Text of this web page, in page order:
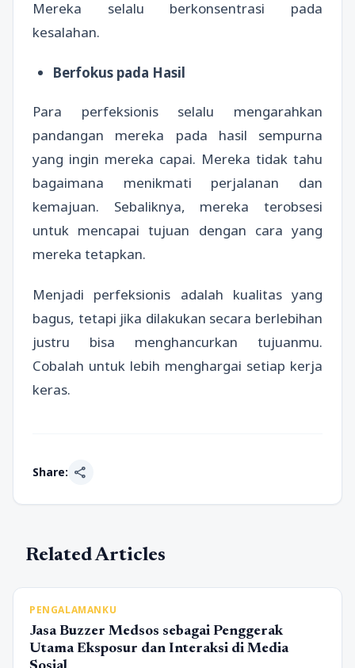
Mereka selalu berkonsentrasi pada
kesalahan.
Berfokus pada Hasil
Para perfeksionis selalu mengarahkan
pandangan mereka pada hasil sempurna
yang ingin mereka capai. Mereka tidak tahu
bagaimana menikmati perjalanan dan
kemajuan. Sebaliknya, mereka terobsesi
untuk mencapai tujuan dengan cara yang
mereka tetapkan.
Menjadi perfeksionis adalah kualitas yang
bagus, tetapi jika dilakukan secara berlebihan
justru bisa menghancurkan tujuanmu.
Cobalah untuk lebih menghargai setiap kerja
keras.
Share: share
Related Articles
PENGALAMANKU
Jasa Buzzer Medsos sebagai Penggerak
Utama Eksposur dan Interaksi di Media